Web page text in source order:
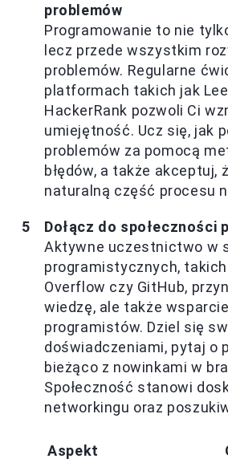
problemów
Programowanie to nie
lecz przede wszystkim
problemów. Regularne
platformach takich jak
HackerRank pozwoli Ci
umiejętność. Ucz się, jak
problemów za pomocą
błędów, a także akceptuj,
naturalną część procesu
Dołącz do społeczności
Aktywne uczestnictwo w
programistycznych,
Overflow czy GitHub,
wiedzę, ale także
programistów. Dziel się
doświadczeniami, pytaj o
bieżąco z nowinkami w
Społeczność stanowi
networkingu oraz
Aspekt